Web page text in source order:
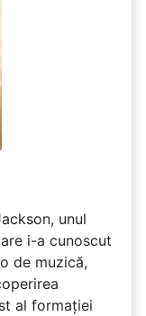
unul
i-a cunoscut
de muzică,
al formației